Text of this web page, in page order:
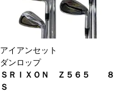
アイアンセット
ダンロップ
ＳＲＩＸＯＮ Ｚ５６５ ８
Ｓ